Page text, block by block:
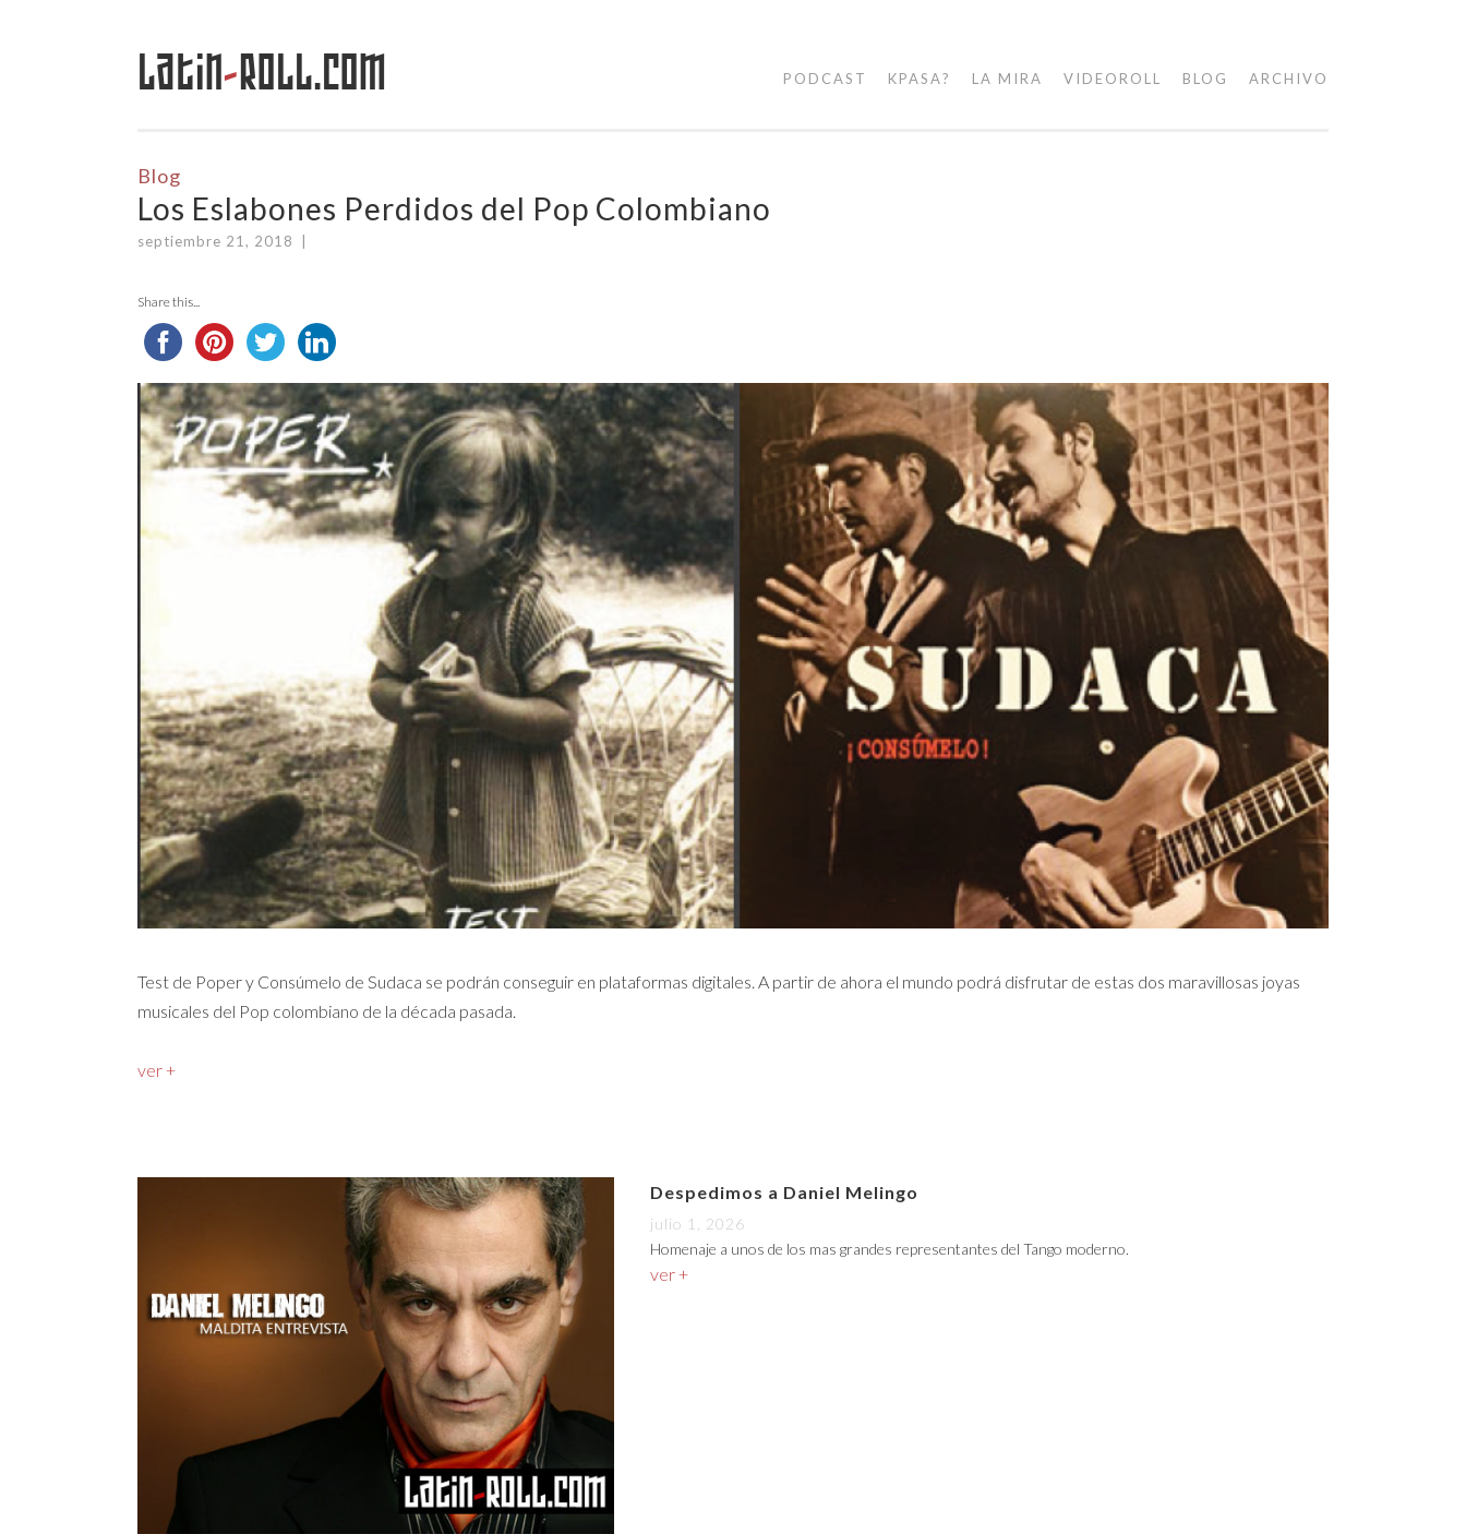
Saltar
Latin-Roll.com PODCAST KPASA? LA MIRA VIDEOROLL BLOG ARCHIVO
Blog
Los Eslabones Perdidos del Pop Colombiano
septiembre 21, 2018
Share this...
Test de Poper y Consúmelo de Sudaca se podrán conseguir en plataformas digitales. A partir de ahora el mundo podrá disfrutar de estas dos maravillosas joyas
musicales del Pop colombiano de la década pasada.
ver +
Despedimos a Daniel Melingo
julio 1, 2026
Homenaje a unos de los mas grandes representantes del Tango moderno.
ver +